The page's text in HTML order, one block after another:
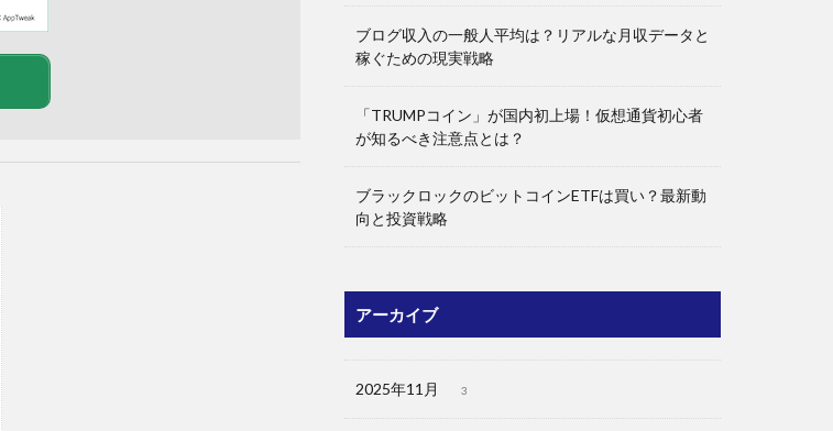
ブログ収入の一般人平均は？リアルな月収データと
稼ぐための現実戦略
「TRUMPコイン」が国内初上場！仮想通貨初心者
が知るべき注意点とは？
ブラックロックのビットコインETFは買い？最新動
向と投資戦略
アーカイブ
2025年11月 3